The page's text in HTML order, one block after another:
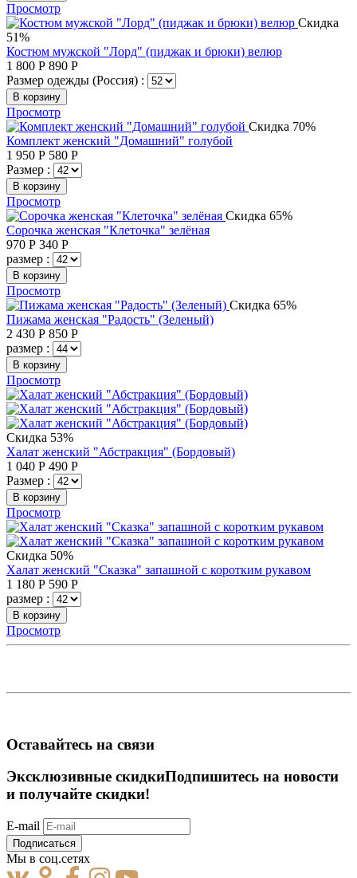
Просмотр
Скидка
51%
Костюм мужской "Лорд" (пиджак и брюки) велюр
1 800 Р 890 Р
Размер одежды (Россия) :
В корзину
Просмотр
Скидка 70%
Комплект женский "Домашний" голубой
1 950 Р 580 Р
Размер :
В корзину
Просмотр
Скидка 65%
Сорочка женская "Клеточка" зелёная
970 Р 340 Р
размер :
В корзину
Просмотр
Скидка 65%
Пижама женская "Радость" (Зеленый)
2 430 Р 850 Р
размер :
В корзину
Просмотр
Скидка 53%
Халат женский "Абстракция" (Бордовый)
1 040 Р 490 Р
Размер :
В корзину
Просмотр
Скидка 50%
Халат женский "Сказка" запашной с коротким рукавом
1 180 Р 590 Р
размер :
В корзину
Просмотр
Оставайтесь на связи
Эксклюзивные скидкиПодпишитесь на новости
и получайте скидки!
E-mail
Подписаться
Мы в соц.сетях